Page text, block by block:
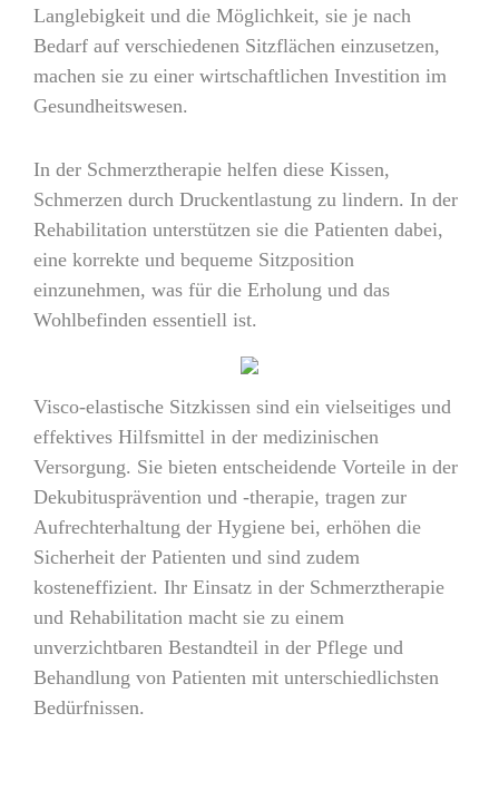
Langlebigkeit und die Möglichkeit, sie je nach
Bedarf auf verschiedenen Sitzflächen einzusetzen,
machen sie zu einer wirtschaftlichen Investition im
Gesundheitswesen.
In der Schmerztherapie helfen diese Kissen,
Schmerzen durch Druckentlastung zu lindern. In der
Rehabilitation unterstützen sie die Patienten dabei,
eine korrekte und bequeme Sitzposition
einzunehmen, was für die Erholung und das
Wohlbefinden essentiell ist.
Visco-elastische Sitzkissen sind ein vielseitiges und
effektives Hilfsmittel in der medizinischen
Versorgung. Sie bieten entscheidende Vorteile in der
Dekubitusprävention und -therapie, tragen zur
Aufrechterhaltung der Hygiene bei, erhöhen die
Sicherheit der Patienten und sind zudem
kosteneffizient. Ihr Einsatz in der Schmerztherapie
und Rehabilitation macht sie zu einem
unverzichtbaren Bestandteil in der Pflege und
Behandlung von Patienten mit unterschiedlichsten
Bedürfnissen.